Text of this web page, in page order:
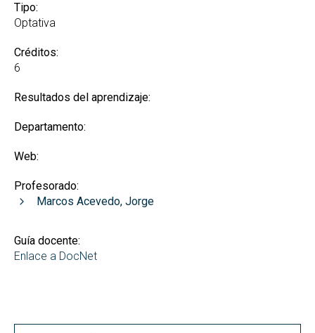
Tipo:
Optativa
Créditos:
6
Resultados del aprendizaje:
Departamento:
Web:
Profesorado:
Marcos Acevedo, Jorge
Guía docente:
Enlace a DocNet